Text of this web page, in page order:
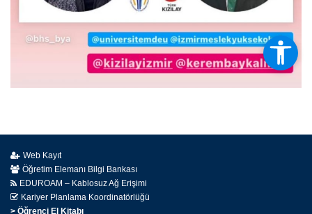
Web Kayıt
Öğretim Elemanı Bilgi Bankası
EDUROAM – Kablosuz Ağ Erişimi
Kariyer Planlama Koordinatörlüğü
> Öğrenci El Kitabı